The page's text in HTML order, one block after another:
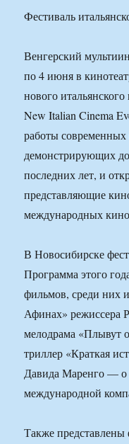
Фестиваль
Венгерский
по 4 июня в
нового
New Italian Cinema
работы современных
демонстрирующих
последних лет, и
представляющие
международных
В Новосибирске
Программа этого
фильмов, среди них
Афинах» режиссера
мелодрама «Плывут
триллер «Краткая
Давида Маренго — о
международной
Также